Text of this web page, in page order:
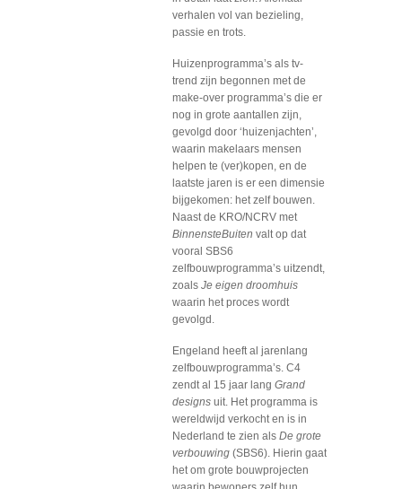
verhalen vol van bezieling,
passie en trots.
Huizenprogramma’s als tv-
trend zijn begonnen met de
make-over programma’s die er
nog in grote aantallen zijn,
gevolgd door ‘huizenjachten’,
waarin makelaars mensen
helpen te (ver)kopen, en de
laatste jaren is er een dimensie
bijgekomen: het zelf bouwen.
Naast de KRO/NCRV met
BinnensteBuiten valt op dat
vooral SBS6
zelfbouwprogramma’s uitzendt,
zoals Je eigen droomhuis
waarin het proces wordt
gevolgd.
Engeland heeft al jarenlang
zelfbouwprogramma’s. C4
zendt al 15 jaar lang Grand
designs uit. Het programma is
wereldwijd verkocht en is in
Nederland te zien als De grote
verbouwing (SBS6). Hierin gaat
het om grote bouwprojecten